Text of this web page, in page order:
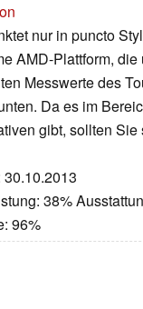
nur in puncto
AMD-Plattform,
Messwerte des
Da es im
gibt, sollten Sie
38%
96%